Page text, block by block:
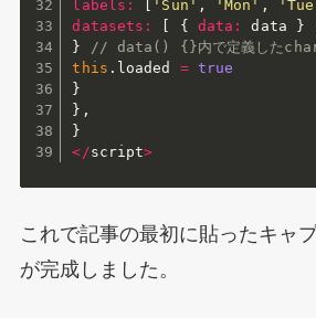
labels : 'Sun' , 'Mon' ,
datasets : { data : data }
}
// data() {}内で定義した
this . loaded = true
}
} ,
}
</script>
これで記事の最初に貼ったキャ
が完成しました。